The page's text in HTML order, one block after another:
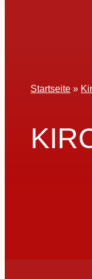
Startseite »